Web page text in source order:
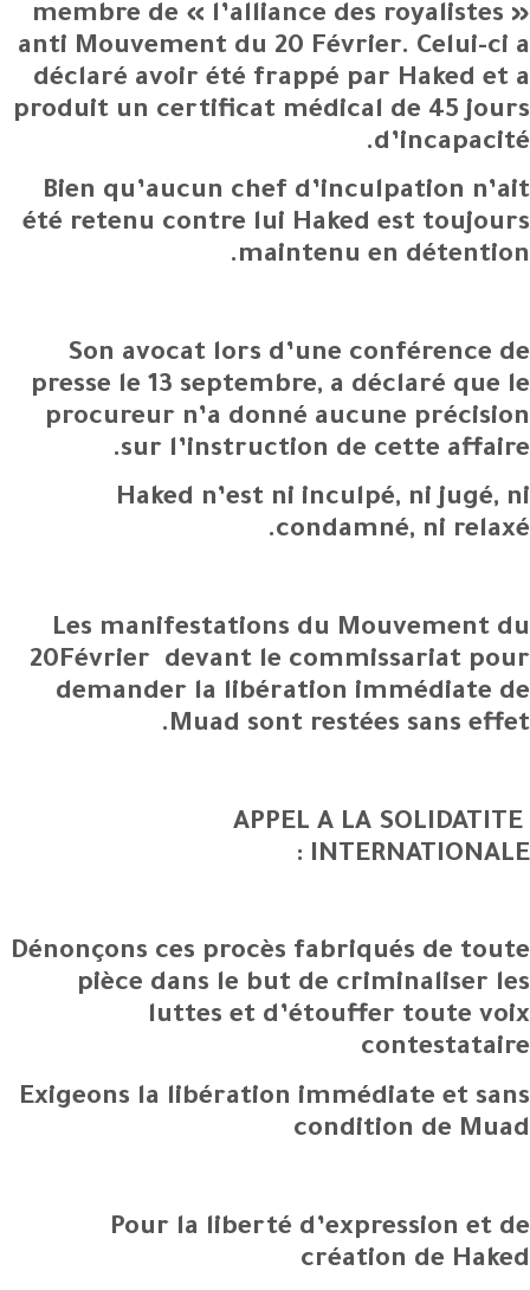
membre de « l’alliance des royalistes »
anti Mouvement du 20 Février. Celui-ci a
déclaré avoir été frappé par Haked et a
produit un certificat médical de 45 jours
d’incapacité.
Bien qu’aucun chef d’inculpation n’ait
été retenu contre lui Haked est toujours
maintenu en détention.
Son avocat lors d’une conférence de
presse le 13 septembre, a déclaré que le
procureur n’a donné aucune précision
sur l’instruction de cette affaire.
Haked n’est ni inculpé, ni jugé, ni
condamné, ni relaxé.
Les manifestations du Mouvement du
20Février devant le commissariat pour
demander la libération immédiate de
Muad sont restées sans effet.
APPEL A LA SOLIDATITE
INTERNATIONALE :
Dénonçons ces procès fabriqués de toute
pièce dans le but de criminaliser les
luttes et d’étouffer toute voix
contestataire
Exigeons la libération immédiate et sans
condition de Muad
Pour la liberté d’expression et de
création de Haked